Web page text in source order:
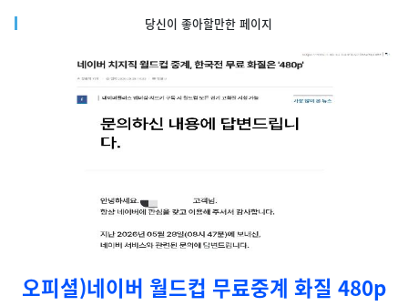
당신이 좋아할만한 페이지
오피셜)네이버 월드컵 무료중계 화질 480p